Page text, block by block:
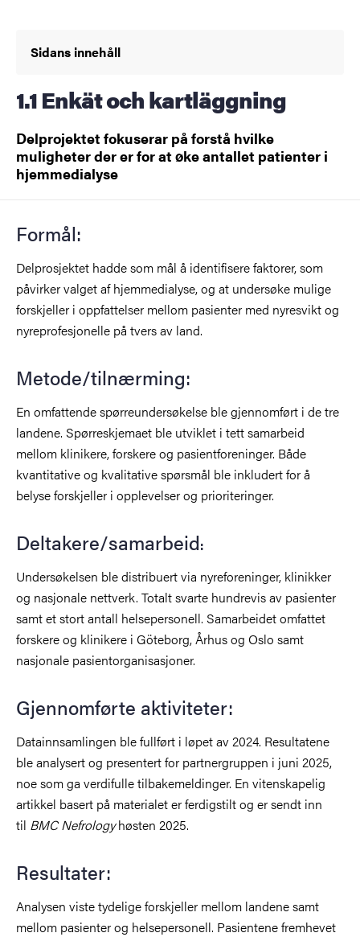
Sidans innehåll
1.1 Enkät och kartläggning
Delprojektet fokuserar på forstå hvilke
muligheter der er for at øke antallet patienter i
hjemmedialyse
Formål:
Delprosjektet hadde som mål å identifisere faktorer, som
påvirker valget af hjemmedialyse, og at undersøke mulige
forskjeller i oppfattelser mellom pasienter med nyresvikt og
nyreprofesjonelle på tvers av land.
Metode/tilnærming:
En omfattende spørreundersøkelse ble gjennomført i de tre
landene. Spørreskjemaet ble utviklet i tett samarbeid
mellom klinikere, forskere og pasientforeninger. Både
kvantitative og kvalitative spørsmål ble inkludert for å
belyse forskjeller i opplevelser og prioriteringer.
Deltakere/samarbeid:
Undersøkelsen ble distribuert via nyreforeninger, klinikker
og nasjonale nettverk. Totalt svarte hundrevis av pasienter
samt et stort antall helsepersonell. Samarbeidet omfattet
forskere og klinikere i Göteborg, Århus og Oslo samt
nasjonale pasientorganisasjoner.
Gjennomførte aktiviteter:
Datainnsamlingen ble fullført i løpet av 2024. Resultatene
ble analysert og presentert for partnergruppen i juni 2025,
noe som ga verdifulle tilbakemeldinger. En vitenskapelig
artikkel basert på materialet er ferdigstilt og er sendt inn
til BMC Nefrologyhøsten 2025.
Resultater:
Analysen viste tydelige forskjeller mellom landene samt
mellom pasienter og helsepersonell. Pasientene fremhevet